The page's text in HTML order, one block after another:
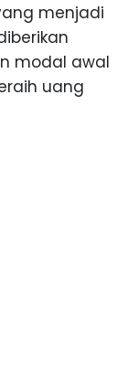
menjadi
modal awal
uang